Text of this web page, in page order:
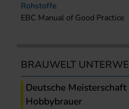
Rohstoffe
EBC Manual of Good Practice
BRAUWELT
Deutsche Meisterschaft
Hobbybrauer